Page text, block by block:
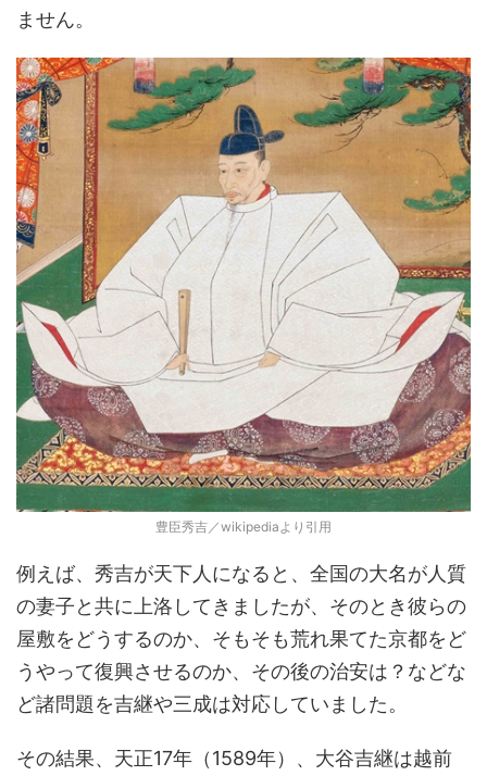
ません。
豊臣秀吉／wikipediaより引用
例えば、秀吉が天下人になると、全国の大名が人質
の妻子と共に上洛してきましたが、そのとき彼らの
屋敷をどうするのか、そもそも荒れ果てた京都をど
うやって復興させるのか、その後の治安は？などな
ど諸問題を吉継や三成は対応していました。
その結果、天正17年（1589年）、大谷吉継は越前